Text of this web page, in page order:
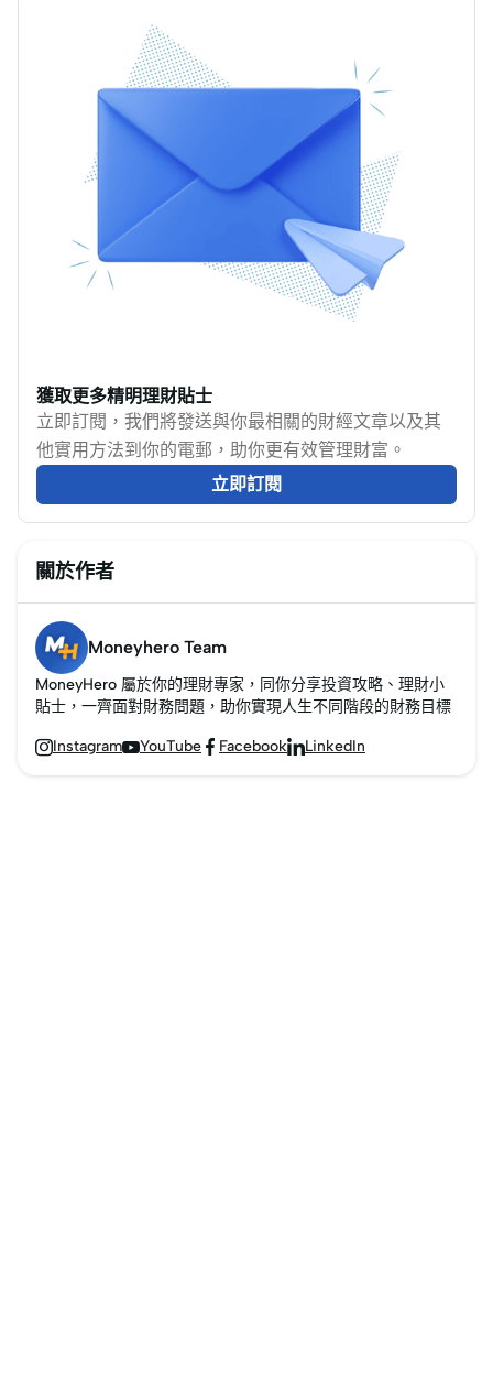
也無懼時差獲利，究竟
應如何開始踏出外匯交
易的第一步？以下便探
討外匯交易入門知識。
[https://
為大家列出敘造定存時
需考慮的因素及風險。
金？智能投資平台Syfe
最新推出「靈活寶」投
資組合，預期年收益
4.7%，更不設資金鎖定
期和任何收費，為大家
提供一個停泊閒置資金
百物騰貴，人工追不上
通脹，不少人在月尾時
都會捉襟見肘，儲錢看
似遙不可及。
MoneyHero
[https://
已為大家整合了9個儲錢
方法，各有不同特色，
相信總有一個適合你！
獲取更多精明理財貼士
立即訂閱，我們將發送與你最相關的財經文章以及其
他實用方法到你的電郵，助你更有效管理財富。
立即訂閱
關於作者
Moneyhero Team
MoneyHero 屬於你的理財專家，同你分享投資攻略、理財小
貼士，一齊面對財務問題，助你實現人生不同階段的財務目標
InstagramYouTube  FacebookLinkedIn